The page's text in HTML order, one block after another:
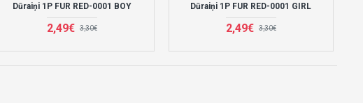
Dūraiņi 1P FUR RED-0001 BOY
2,49€ 3,30€
Dūraiņi 1P FUR RED-0001 GIRL
2,49€ 3,30€